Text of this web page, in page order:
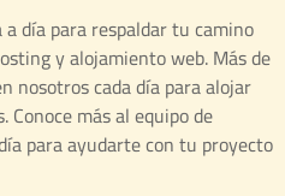
día para respaldar tu camino
y alojamiento web. Más de
nosotros cada día para alojar
más al equipo de
para ayudarte con tu proyecto